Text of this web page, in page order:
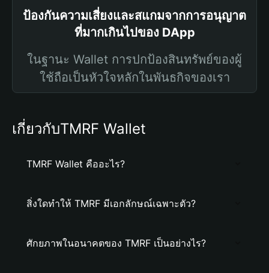
ป้องกันความเสี่ยงและสแกมจากการอนุญาต
ที่มากเกินไปของ DApp
ในฐานะ Wallet การปกป้องสินทรัพย์ของผู้
ใช้ถือเป็นหัวใจหลักในพันธกิจของเรา
เกี่ยวกับTMRF Wallet
TMRF Wallet คืออะไร?
สิ่งใดทำให้ TMRF มีเอกลักษณ์เฉพาะตัว?
ศักยภาพในอนาคตของ TMRF เป็นอย่างไร?